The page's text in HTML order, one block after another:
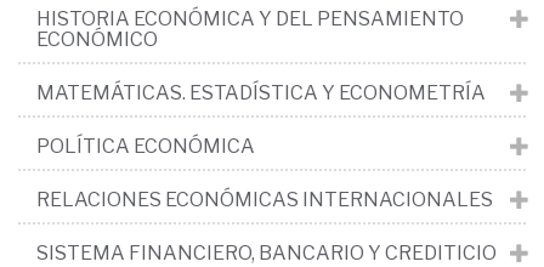
HISTORIA ECONÓMICA Y DEL PENSAMIENTO
ECONÓMICO
MATEMÁTICAS. ESTADÍSTICA Y ECONOMETRÍA
POLÍTICA ECONÓMICA
RELACIONES ECONÓMICAS INTERNACIONALES
SISTEMA FINANCIERO, BANCARIO Y CREDITICIO